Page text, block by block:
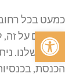
כמעט בכל
חושבים על זה,
בחיים שלנו.
הכנסת,
פתח סרגל נגישות